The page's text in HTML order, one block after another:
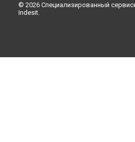
© 2026 Специализированный
Indesit.